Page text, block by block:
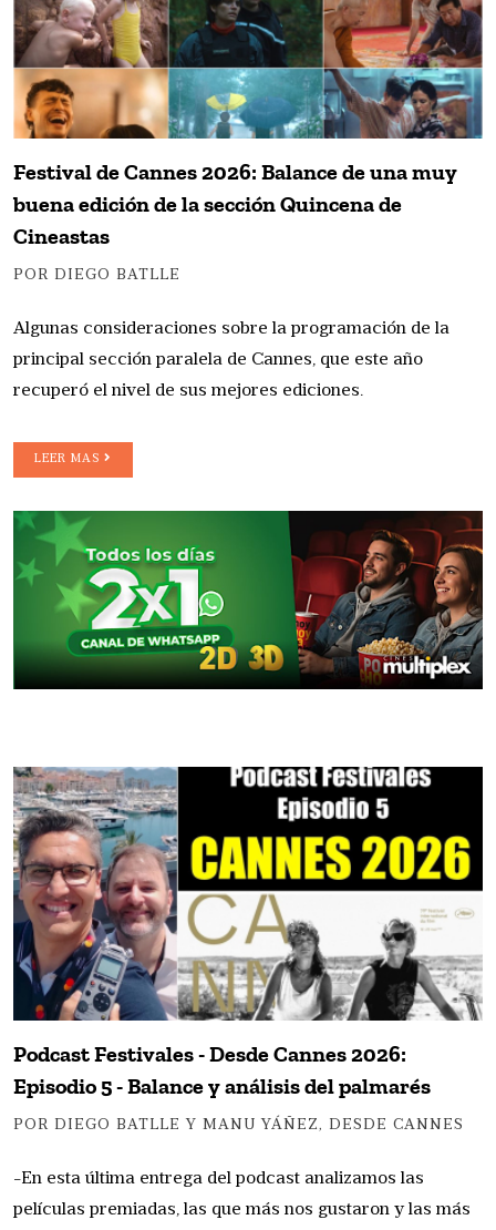
Festival de Cannes 2026: Balance de una muy
buena edición de la sección Quincena de
Cineastas
POR DIEGO BATLLE
Algunas consideraciones sobre la programación de la
principal sección paralela de Cannes, que este año
recuperó el nivel de sus mejores ediciones.
LEER MAS
Podcast Festivales - Desde Cannes 2026:
Episodio 5 - Balance y análisis del palmarés
POR DIEGO BATLLE Y MANU YÁÑEZ, DESDE CANNES
-En esta última entrega del podcast analizamos las
películas premiadas, las que más nos gustaron y las más